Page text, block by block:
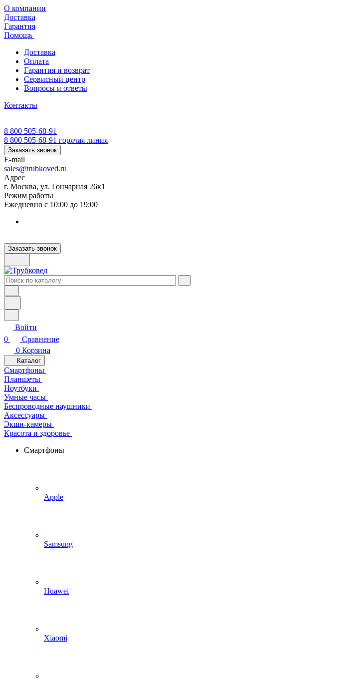
О компании
Доставка
Гарантия
Помощь
Доставка
Оплата
Гарантия и возврат
Сервисный центр
Вопросы и ответы
Контакты
8 800 505-68-91
8 800 505-68-91 горячая линия
Заказать звонок
E-mail
sales@trubkoved.ru
Адрес
г. Москва, ул. Гончарная 26к1
Режим работы
Ежедневно с 10:00 до 19:00
Заказать звонок
Войти
0
Сравнение
0 Корзина
Каталог
Смартфоны
Планшеты
Ноутбуки
Умные часы
Беспроводные наушники
Аксессуары
Экшн-камеры
Красота и здоровье
Смартфоны
Apple
Samsung
Huawei
Xiaomi